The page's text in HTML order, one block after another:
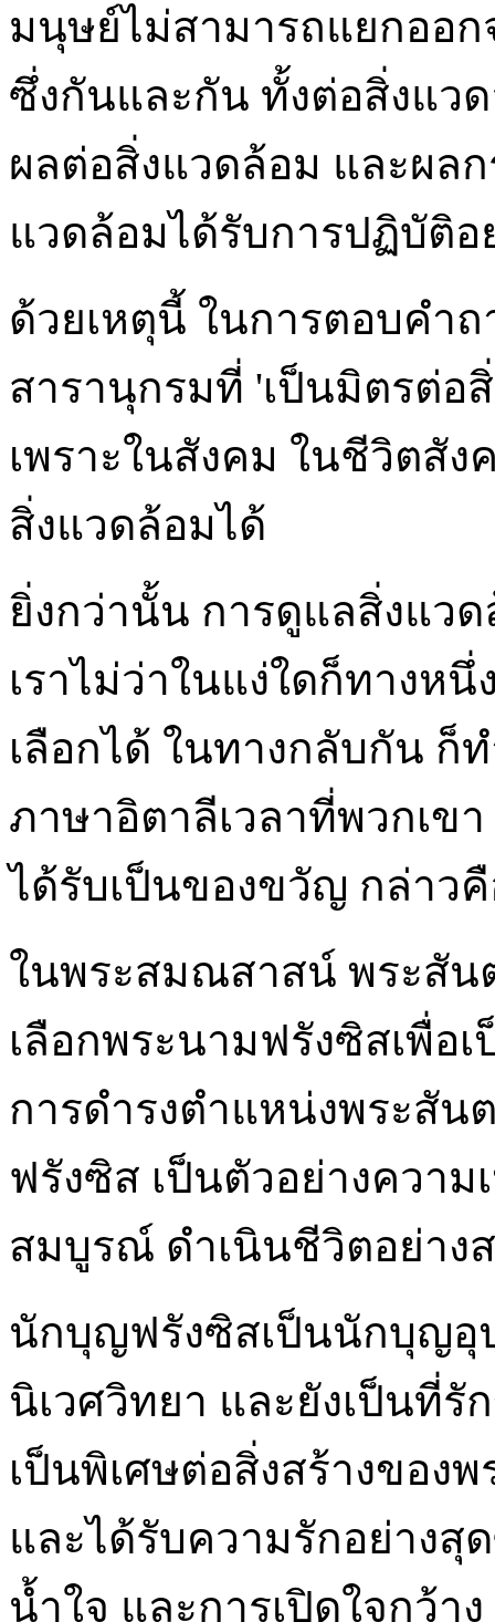
มนุษย์ไม่สามารถแยกออ
ซึ่งกันและกัน ทั้งต่อสิ่งแ
ผลต่อสิ่งแวดล้อม และผล
แวดล้อมได้รับการปฏิบัติอ
ด้วยเหตุนี้ ในการตอบคำ
สารานุกรมที่ 'เป็นมิตรต่อ
เพราะในสังคม ในชีวิตสั
สิ่งแวดล้อมได้
ยิ่งกว่านั้น การดูแลสิ่งแว
เราไม่ว่าในแง่ใดก็ทางห
เลือกได้ ในทางกลับกัน ก็
ภาษาอิตาลีเวลาที่พวกเข
ได้รับเป็นของขวัญ กล่าว
ในพระสมณสาสน์ พระสัน
เลือกพระนามฟรังซิสเพื่อ
การดำรงตำแหน่งพระสัน
ฟรังซิส เป็นตัวอย่างควา
สมบูรณ์ ดำเนินชีวิตอย่าง
นักบุญฟรังซิสเป็นนักบุญอุ
นิเวศวิทยา และยังเป็นที่
เป็นพิเศษต่อสิ่งสร้างของ
และได้รับความรักอย่างสุ
น้ำใจ และการเปิดใจกว้าง